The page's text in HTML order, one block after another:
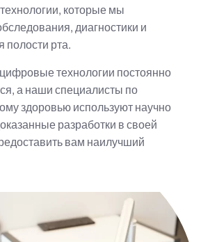
которые мы
диагностики и
полости рта.
технологии постоянно
а наши специалисты по
здоровью используют научно
разработки в своей
вам наилучший